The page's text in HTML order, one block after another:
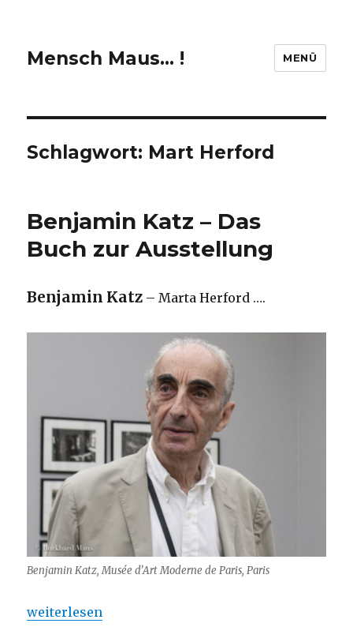
Mensch Maus… ! MENÜ
Schlagwort: Mart Herford
Benjamin Katz – Das
Buch zur Ausstellung
Benjamin Katz – Marta Herford ….
Benjamin Katz, Musée d’Art Moderne de Paris, Paris
„Benjamin Katz – Das Buch zur Ausstellung“
weiterlesen